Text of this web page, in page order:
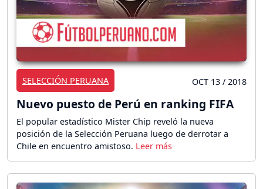
SELECCIÓN PERUANA OCT 13 / 2018
Nuevo puesto de Perú en ranking FIFA
El popular estadístico Mister Chip reveló la nueva
posición de la Selección Peruana luego de derrotar a
Chile en encuentro amistoso.